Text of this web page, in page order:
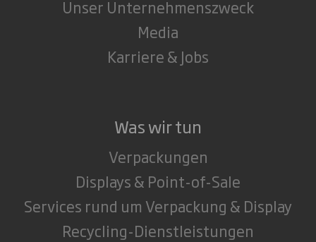
Unser Unternehmenszweck
Media
Karriere & Jobs
Was wir tun
Verpackungen
Displays & Point-of-Sale
Services rund um Verpackung & Display
Recycling-Dienstleistungen